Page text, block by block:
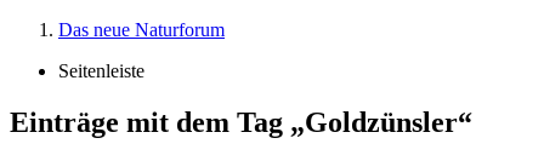
Das neue Naturforum
Seitenleiste
Einträge mit dem Tag „Goldzünsler“